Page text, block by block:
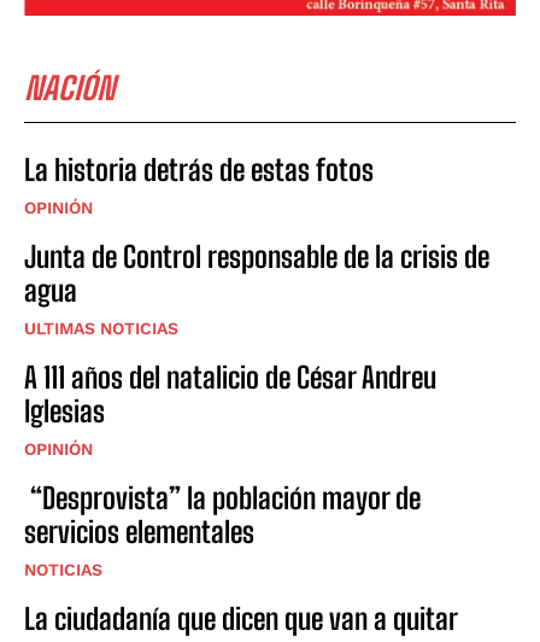
NACIÓN
La historia detrás de estas fotos
OPINIÓN
Junta de Control responsable de la crisis de
agua
ULTIMAS NOTICIAS
A 111 años del natalicio de César Andreu
Iglesias
OPINIÓN
“Desprovista” la población mayor de
servicios elementales
NOTICIAS
La ciudadanía que dicen que van a quitar